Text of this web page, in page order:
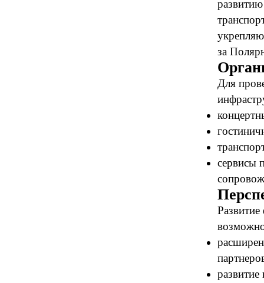
за
Для
сервисы